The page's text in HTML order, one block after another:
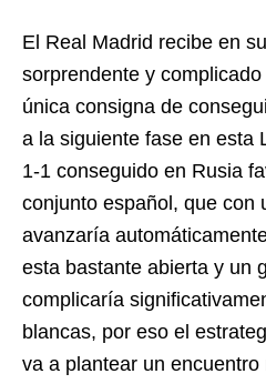
El Real Madrid recibe en
sorprendente y
única consigna de
a la siguiente fase en esta
1-1 conseguido en Rusia
conjunto español, que con
avanzaría
esta bastante abierta y un
complicaría
blancas, por eso el
va a plantear un